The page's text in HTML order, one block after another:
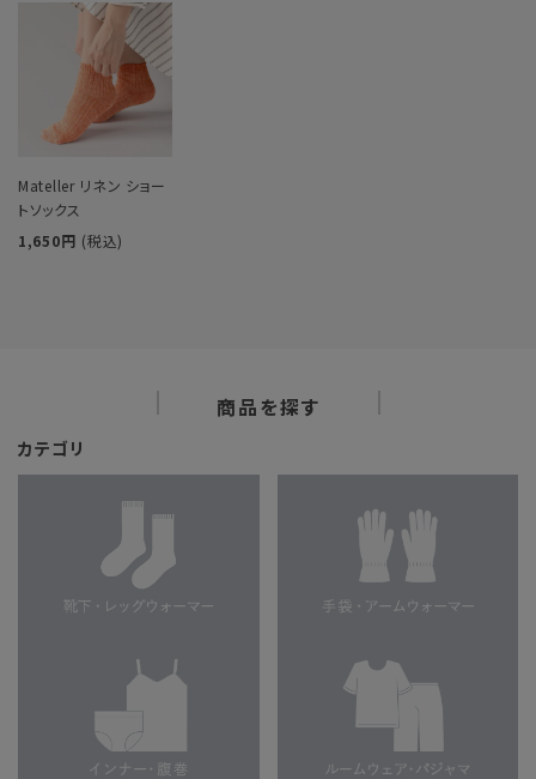
Mateller リネン ショー
トソックス
1,650円 (税込)
商品を探す
カテゴリ